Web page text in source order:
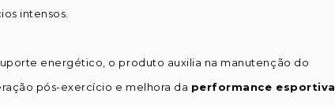
intensos.
energético, o produto auxilia na manutenção do
pós-exercício e melhora da performance esportiva